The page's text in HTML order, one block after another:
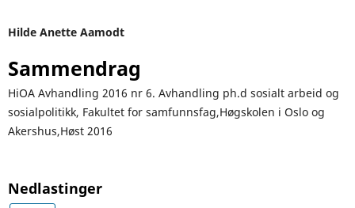
Hilde Anette Aamodt
Sammendrag
HiOA Avhandling 2016 nr 6. Avhandling ph.d sosialt arbeid og
sosialpolitikk, Fakultet for samfunnsfag,Høgskolen i Oslo og
Akershus,Høst 2016
Nedlastinger